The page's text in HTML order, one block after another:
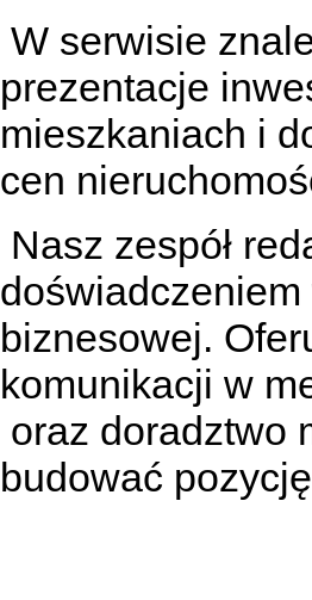
W serwisie
prezentacje
mieszkaniach i
cen
Nasz zespół
biznesowej.
komunikacji w
oraz doradztwo
budować